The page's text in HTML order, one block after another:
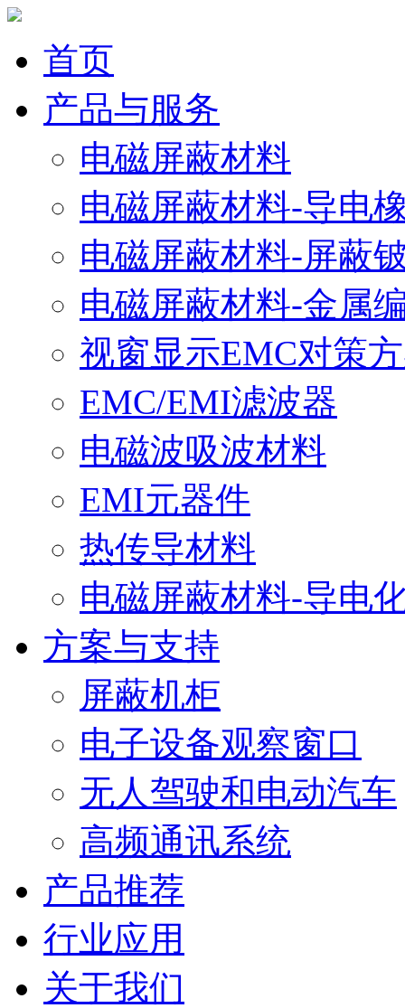
首页
产品与服务
电磁屏蔽材料
电磁屏蔽材料-导电
电磁屏蔽材料-屏蔽
电磁屏蔽材料-金属
视窗显示EMC对策
EMC/EMI滤波器
电磁波吸波材料
EMI元器件
热传导材料
电磁屏蔽材料-导电
方案与支持
屏蔽机柜
电子设备观察窗口
无人驾驶和电动汽车
高频通讯系统
产品推荐
行业应用
关于我们